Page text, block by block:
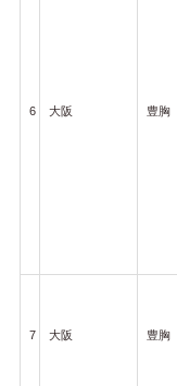
6 大阪 豊胸
7 大阪 豊胸